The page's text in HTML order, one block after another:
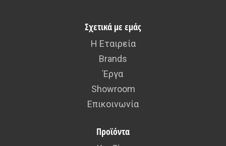
Σχετικά με εμάς
Η Εταιρεία
Brands
Έργα
Showroom
Επικοινωνία
Προϊόντα